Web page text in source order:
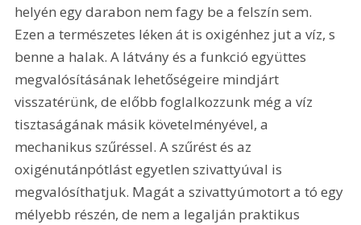
helyén egy darabon nem fagy be a felszín sem.
Ezen a természetes léken át is oxigénhez jut a víz, s
benne a halak. A látvány és a funkció együttes
megvalósításának lehetőségeire mindjárt
visszatérünk, de előbb foglalkozzunk még a víz
tisztaságának másik követelményével, a
mechanikus szűréssel. A szűrést és az
oxigénutánpótlást egyetlen szivattyúval is
megvalósíthatjuk. Magát a szivattyúmotort a tó egy
mélyebb részén, de nem a legalján praktikus